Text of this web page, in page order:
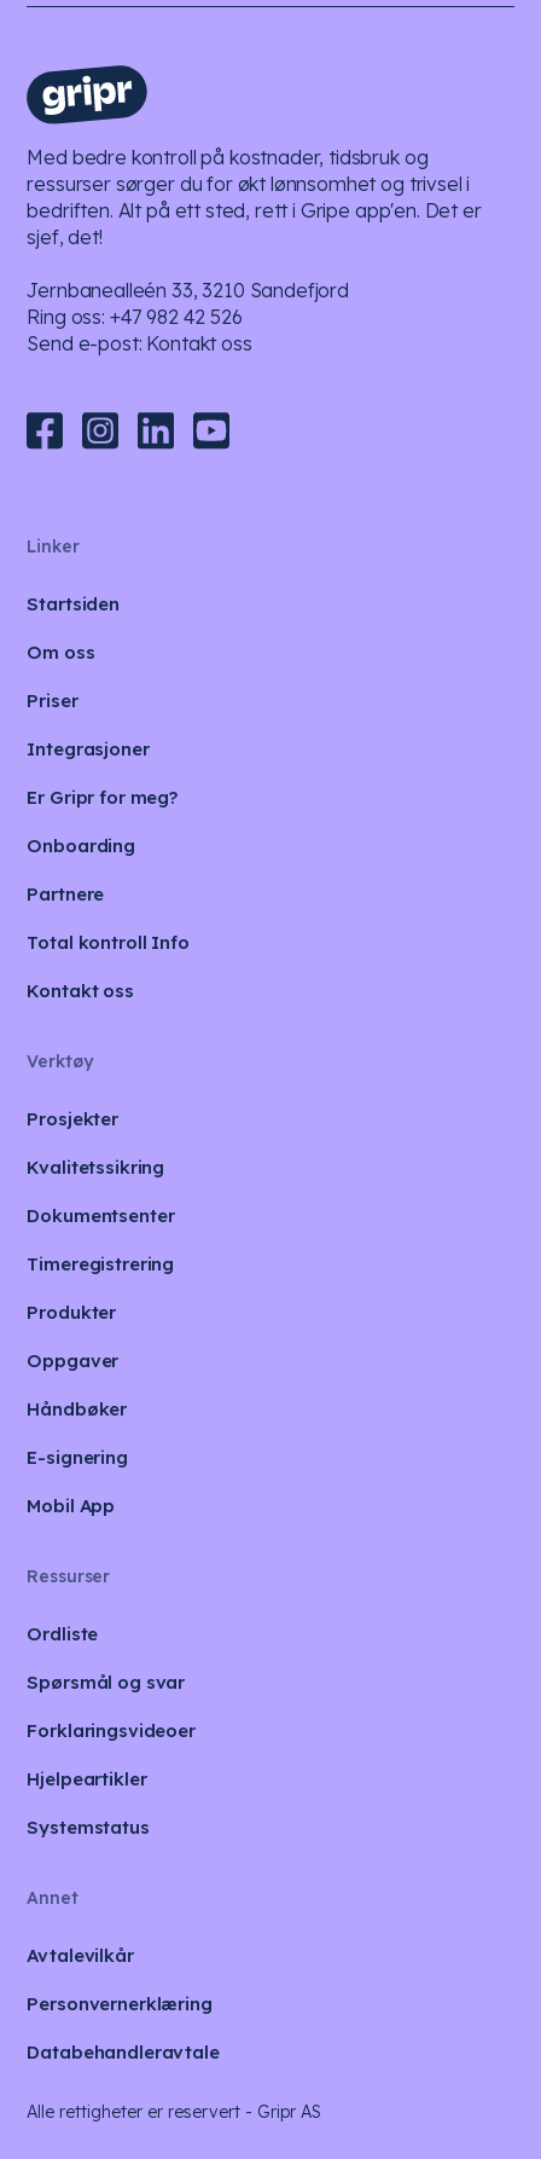
Med bedre kontroll på kostnader, tidsbruk og
ressurser sørger du for økt lønnsomhet og trivsel i
bedriften. Alt på ett sted, rett i Gripe app'en. Det er
sjef, det!
Jernbanealleén 33, 3210 Sandefjord
Ring oss: +47 982 42 526
Send e-post: Kontakt oss
Linker
Startsiden
Om oss
Priser
Integrasjoner
Er Gripr for meg?
Onboarding
Partnere
Total kontroll Info
Kontakt oss
Verktøy
Prosjekter
Kvalitetssikring
Dokumentsenter
Timeregistrering
Produkter
Oppgaver
Håndbøker
E-signering
Mobil App
Ressurser
Ordliste
Spørsmål og svar
Forklaringsvideoer
Hjelpeartikler
Systemstatus
Annet
Avtalevilkår
Personvernerklæring
Databehandleravtale
Alle rettigheter er reservert - Gripr AS